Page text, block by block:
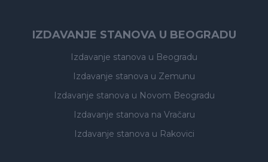
IZDAVANJE STANOVA U BEOGRADU
Izdavanje stanova u Beogradu
Izdavanje stanova u Zemunu
Izdavanje stanova u Novom Beogradu
Izdavanje stanova na Vračaru
Izdavanje stanova u Rakovici